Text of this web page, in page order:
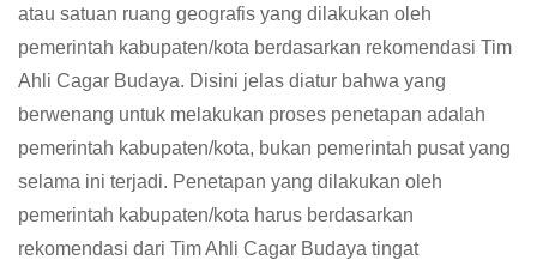
atau satuan ruang geografis yang dilakukan oleh
pemerintah kabupaten/kota berdasarkan rekomendasi Tim
Ahli Cagar Budaya. Disini jelas diatur bahwa yang
berwenang untuk melakukan proses penetapan adalah
pemerintah kabupaten/kota, bukan pemerintah pusat yang
selama ini terjadi. Penetapan yang dilakukan oleh
pemerintah kabupaten/kota harus berdasarkan
rekomendasi dari Tim Ahli Cagar Budaya tingat